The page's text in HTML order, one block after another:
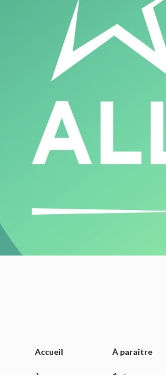
Accueil À paraître